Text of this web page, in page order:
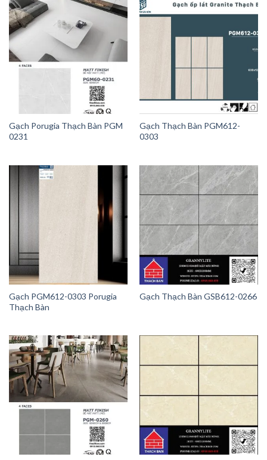
Gạch Porugia Thạch Bàn PGM
0231
Gạch Thạch Bàn PGM612-
0303
Gạch PGM612-0303 Porugia
Thạch Bàn
Gạch Thạch Bàn GSB612-0266